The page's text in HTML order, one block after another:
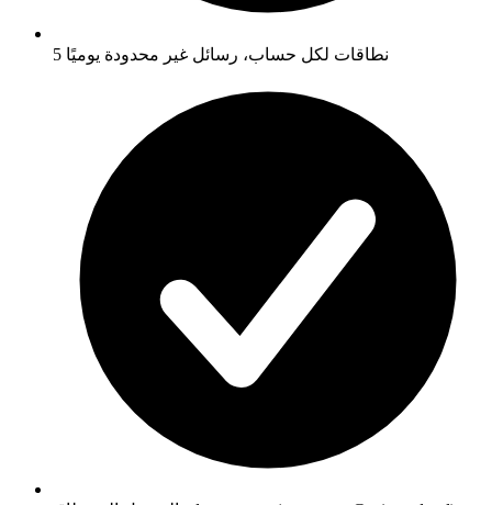
5 نطاقات لكل حساب، رسائل غير محدودة يوميًا